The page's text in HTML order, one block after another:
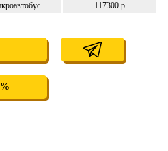
117300 р